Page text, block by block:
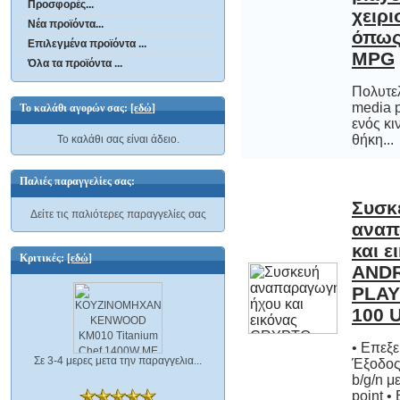
Προσφορές...
Νέα προϊόντα...
Επιλεγμένα προϊόντα ...
Όλα τα προϊόντα ...
Το καλάθι αγορών σας:[εδώ]
Το καλάθι σας είναι άδειο.
Παλιές παραγγελίες σας:
Δείτε τις παλιότερες παραγγελίες σας
Κριτικές:[εδώ]
Σε 3-4 μερες μετα την παραγγελια...
MPG
media
ενός
θήκη...
και εικόνας
PLAYER
100
•
b/g/n
point •